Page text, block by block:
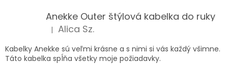
Anekke Outer štýlová kabelka do ruky
Hodnotenie produktu je 5 z 5 hviezdičiek.
| Alica Sz.
Kabelky Anekke sú veľmi krásne a s nimi si vás každý všimne.
Táto kabelka spĺňa všetky moje požiadavky.